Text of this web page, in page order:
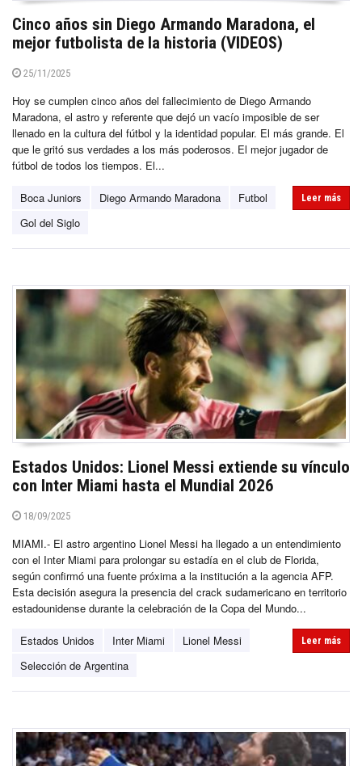
Cinco años sin Diego Armando Maradona, el
mejor futbolista de la historia (VIDEOS)
25/11/2025
Hoy se cumplen cinco años del fallecimiento de Diego Armando
Maradona, el astro y referente que dejó un vacío imposible de ser
llenado en la cultura del fútbol y la identidad popular. El más grande. El
que le gritó sus verdades a los más poderosos. El mejor jugador de
fútbol de todos los tiempos. El...
Boca Juniors Diego Armando Maradona
Futbol
Gol del Siglo
Leer más
Estados Unidos: Lionel Messi extiende su vínculo
con Inter Miami hasta el Mundial 2026
18/09/2025
MIAMI.- El astro argentino Lionel Messi ha llegado a un entendimiento
con el Inter Miami para prolongar su estadía en el club de Florida,
según confirmó una fuente próxima a la institución a la agencia AFP.
Esta decisión asegura la presencia del crack sudamericano en territorio
estadounidense durante la celebración de la Copa del Mundo...
Estados Unidos Inter Miami
Lionel Messi
Selección de Argentina
Leer más